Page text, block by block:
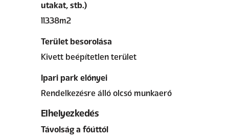
utakat, stb.)
11338m2
Terület besorolása
Kivett beépítetlen terület
Ipari park előnyei
Rendelkezésre álló olcsó munkaerő
Elhelyezkedés
Távolság a főúttól